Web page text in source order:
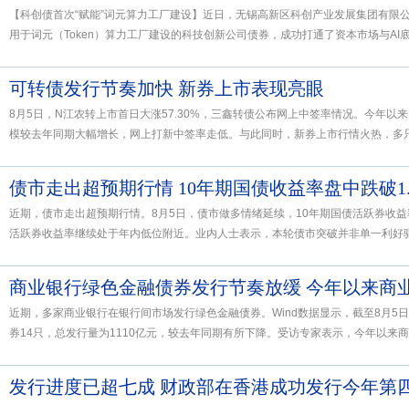
【科创债首次“赋能”词元算力工厂建设】近日，无锡高新区科创产业发展集团有
用于词元（Token）算力工厂建设的科技创新公司债券，成功打通了资本市场与AI
可转债发行节奏加快 新券上市表现亮眼
8月5日，N江农转上市首日大涨57.30%，三鑫转债公布网上中签率情况。今年以
模较去年同期大幅增长，网上打新中签率走低。与此同时，新券上市行情火热，多
债市走出超预期行情 10年期国债收益率盘中跌破
近期，债市走出超预期行情。8月5日，债市做多情绪延续，10年期国债活跃券收
活跃券收益率继续处于年内低位附近。业内人士表示，本轮债市突破并非单一利好
近期，多家商业银行在银行间市场发行绿色金融债券。Wind数据显示，截至8月5
券14只，总发行量为1110亿元，较去年同期有所下降。受访专家表示，今年以来
发行进度已超七成 财政部在香港成功发行今年第